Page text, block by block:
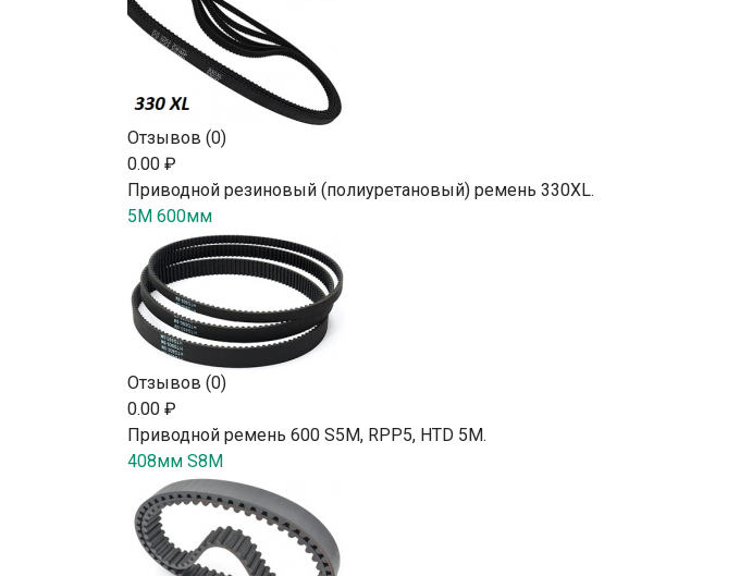
Отзывов (0)
0.00 ₽
Приводной резиновый (полиуретановый) ремень 330XL.
5M 600мм
Отзывов (0)
0.00 ₽
Приводной ремень 600 S5M, RPP5, HTD 5М.
408мм S8M